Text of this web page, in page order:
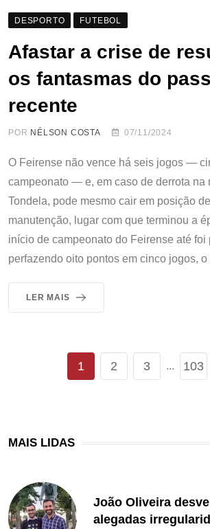
DESPORTO FUTEBOL
Afastar a crise de
os fantasmas do
recente
POR NÉLSON COSTA 07/11/2024
O Feirense não vence há seis jogos —
campeonato — e, em caso de derrota na
Tondela, pode mesmo cair em posição
manutenção, lugar com que terminou a
início de campeonato do Feirense até foi
perfazendo oito pontos em cinco jogos,
LER MAIS
1 2 3 ... 103
MAIS LIDAS
João Oliveira
alegadas